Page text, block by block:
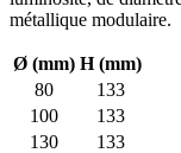
métallique modulaire.
Ø (mm) H (mm)
80
133
100
133
130
133